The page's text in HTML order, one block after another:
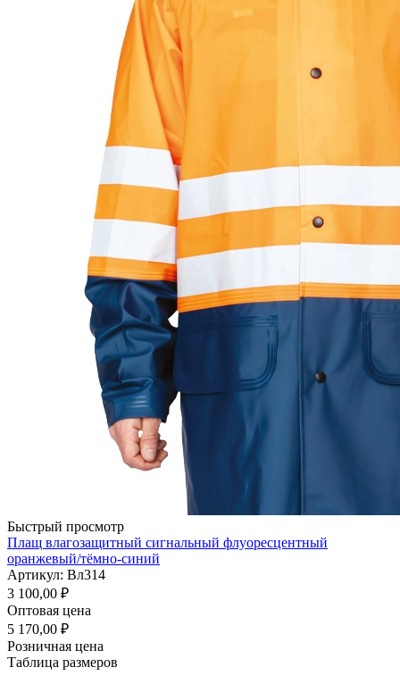
Быстрый просмотр
Плащ влагозащитный сигнальный флуоресцентный
оранжевый/тёмно-синий
Артикул: Вл314
3 100,00 ₽
Оптовая цена
5 170,00 ₽
Розничная цена
Таблица размеров